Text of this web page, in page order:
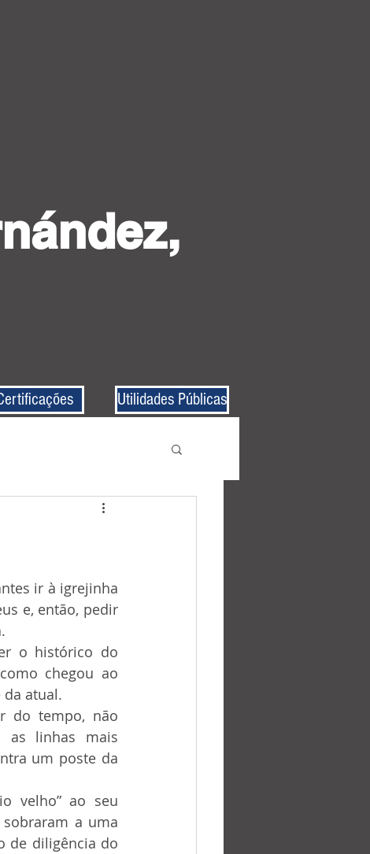
Utilidades Públicas
e, então, pedir
chegou ao
atual.
as linhas mais
um poste da
a uma
de diligência do